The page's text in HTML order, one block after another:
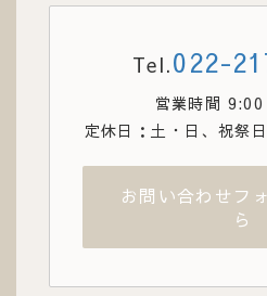
Tel.022-
営業時間
定休日：土・日、祝祭
お問い合わせフ
ら